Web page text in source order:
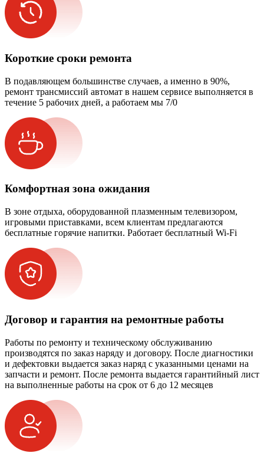
Короткие сроки ремонта
В подавляющем большинстве случаев, а именно в 90%,
ремонт трансмиссий автомат в нашем сервисе выполняется в
течение 5 рабочих дней, а работаем мы 7/0
Комфортная зона ожидания
В зоне отдыха, оборудованной плазменным телевизором,
игровыми приставками, всем клиентам предлагаются
бесплатные горячие напитки. Работает бесплатный Wi-Fi
Договор и гарантия на ремонтные работы
Работы по ремонту и техническому обслуживанию
производятся по заказ наряду и договору. После диагностики
и дефектовки выдается заказ наряд с указанными ценами на
запчасти и ремонт. После ремонта выдается гарантийный лист
на выполненные работы на срок от 6 до 12 месяцев